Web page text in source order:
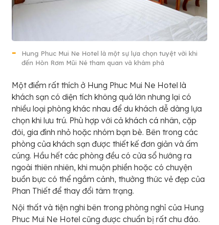
Hung Phuc Mui Ne Hotel là một sự lựa chọn tuyệt vời khi
đến Hòn Rơm Mũi Né tham quan và khám phá
Một điểm rất thích ở Hung Phuc Mui Ne Hotel là
khách sạn có diện tích không quá lớn nhưng lại có
nhiều loại phòng khác nhau để du khách dễ dàng lựa
chọn khi lưu trú. Phù hợp với cả khách cá nhân, cặp
đôi, gia đình nhỏ hoặc nhóm bạn bè. Bên trong các
phòng của khách sạn được thiết kế đơn giản và ấm
cúng. Hầu hết các phòng đều có cửa sổ hướng ra
ngoài thiên nhiên, khi muộn phiền hoặc có chuyện
buồn bực có thể ngắm cảnh, thưởng thức vẻ đẹp của
Phan Thiết để thay đổi tâm trạng.
Nội thất và tiện nghi bên trong phòng nghỉ của Hung
Phuc Mui Ne Hotel cũng được chuẩn bị rất chu đáo.